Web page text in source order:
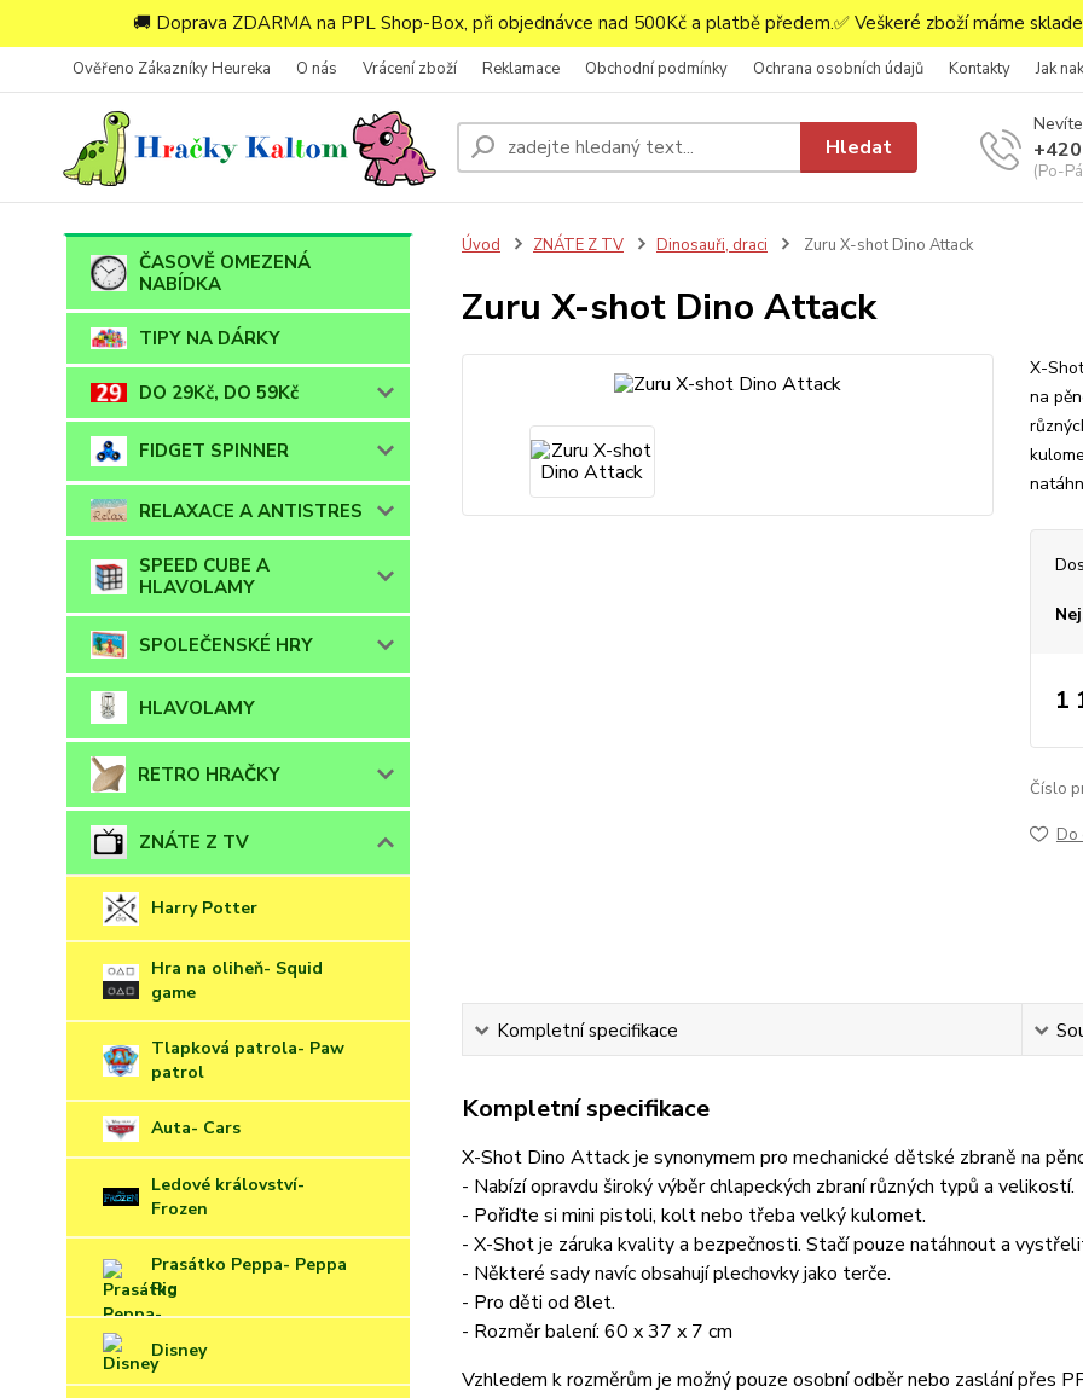
🚚 Doprava ZDARMA na PPL Shop-Box, při objednávce nad 500Kč a platbě předem.✅ Veškeré zboží máme
Ověřeno Zákazníky Heureka O nás Vrácení zboží Reklamace Obchodní podmínky Ochrana osobních údajů Kontakty Jak
Hledat
(Po-
ČASOVĚ OMEZENÁ
NABÍDKA
TIPY NA DÁRKY
DO 29Kč, DO 59Kč
FIDGET SPINNER
RELAXACE A ANTISTRES
SPEED CUBE A
HLAVOLAMY
SPOLEČENSKÉ HRY
HLAVOLAMY
RETRO HRAČKY
ZNÁTE Z TV
Harry Potter
Hra na oliheň- Squid
game
Tlapková patrola- Paw
patrol
Auta- Cars
Ledové království-
Frozen
Prasátko Peppa- Peppa
Pig
Disney
Úvod ZNÁTE Z TV Dinosauři, draci Zuru X-shot Dino Attack
Zuru X-shot Dino Attack
X-
na
1
Číslo
Do
Kompletní specifikace
Kompletní specifikace
X-Shot Dino Attack je synonymem pro mechanické dětské zbraně na
- Nabízí opravdu široký výběr chlapeckých zbraní různých typů a velikostí.
- Pořiďte si mini pistoli, kolt nebo třeba velký kulomet.
- X-Shot je záruka kvality a bezpečnosti. Stačí pouze natáhnout a
- Některé sady navíc obsahují plechovky jako terče.
- Pro děti od 8let.
- Rozměr balení: 60 x 37 x 7 cm
Vzhledem k rozměrům je možný pouze osobní odběr nebo zaslání přes